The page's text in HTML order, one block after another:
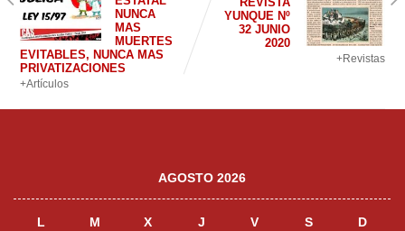
NUNCA
MAS
MUERTES
EVITABLES, NUNCA MAS
PRIVATIZACIONES
+Artículos
YUNQUE Nº
32 JUNIO
2020
+Revistas
AGOSTO 2026
L M X J V S D